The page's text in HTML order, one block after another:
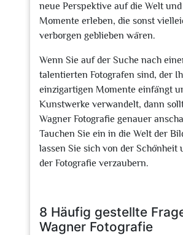
neue Perspektive auf die Welt
Momente erleben, die sonst
verborgen geblieben wären.
Wenn Sie auf der Suche nach
talentierten Fotografen sind, der
einzigartigen Momente einfängt
Kunstwerke verwandelt, dann
Wagner Fotografie genauer
Tauchen Sie ein in die Welt der
lassen Sie sich von der Schönheit
der Fotografie verzaubern.
8 Häufig gestellte
Wagner Fotografie